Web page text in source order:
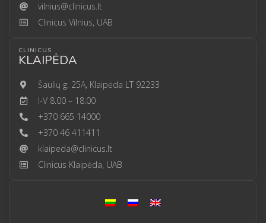
vilnius@clinicus.lt
Clinicus Vilnius, UAB
CLINICUS
KLAIPĖDA
Šaulių g. 25A, Klaipėda LT 92233
I-V 8.00 – 18.00
+370 665 14000
+370 46 411411
klaipeda@clinicus.lt
Clinicus Klaipėda, UAB